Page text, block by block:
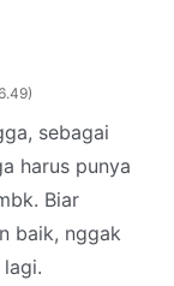
sebagai
harus punya
Biar
baik, nggak